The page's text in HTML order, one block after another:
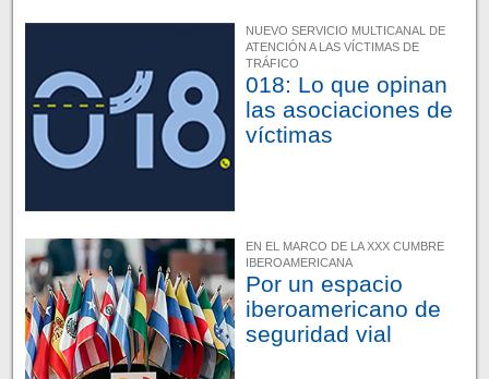
NUEVO SERVICIO MULTICANAL DE
ATENCIÓN A LAS VÍCTIMAS DE
TRÁFICO
018: Lo que opinan
las asociaciones de
víctimas
EN EL MARCO DE LA XXX CUMBRE
IBEROAMERICANA
Por un espacio
iberoamericano de
seguridad vial